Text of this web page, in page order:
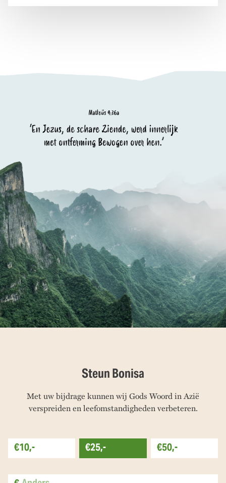
Steun Bonisa
Met uw bijdrage kunnen wij Gods Woord in Azië
verspreiden en leefomstandigheden verbeteren.
€10,- €25,-
€50,-